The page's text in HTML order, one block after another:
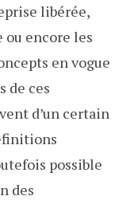
libérée,
ou encore les
en vogue
de ces
d’un certain
possible
des